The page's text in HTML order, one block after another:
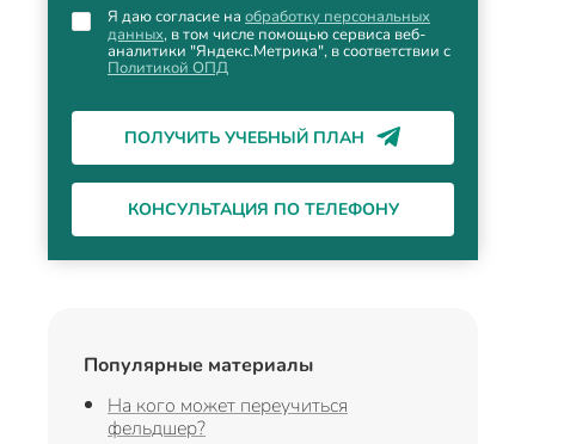
Я даю согласие на обработку персональных
данных, в том числе помощью сервиса веб-
аналитики "Яндекс.Метрика", в соответствии с
Политикой ОПД
ПОЛУЧИТЬ УЧЕБНЫЙ ПЛАН
КОНСУЛЬТАЦИЯ ПО ТЕЛЕФОНУ
Популярные материалы
На кого может переучиться
фельдшер?